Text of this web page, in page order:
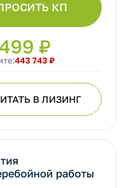
КП
₽
443 743 ₽
В ЛИЗИНГ
работы